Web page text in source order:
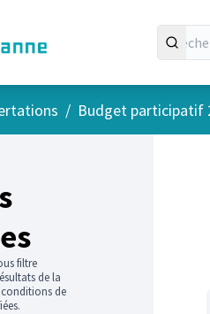
/ Budget participatif
filtre
de la
conditions de